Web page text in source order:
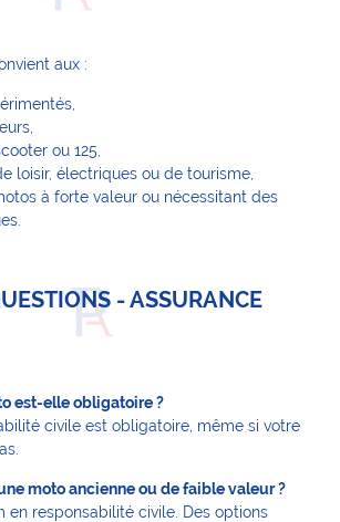
aux :
ou 125,
loisir, électriques ou de tourisme,
à forte valeur ou nécessitant des
- ASSURANCE
est-elle obligatoire ?
civile est obligatoire, même si votre
moto ancienne ou de faible valeur ?
en responsabilité civile. Des options